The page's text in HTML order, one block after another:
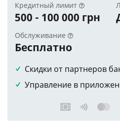
Кредитный лимит
500 - 100 000 грн
Обслуживание
Бесплатно
Скидки от партнеров
Управление в